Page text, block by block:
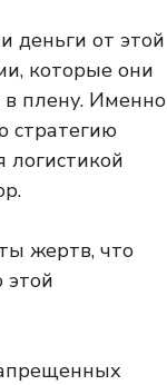
деньги от этой
которые они
плену. Именно
стратегию
логистикой
жертв, что
этой